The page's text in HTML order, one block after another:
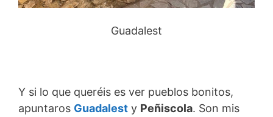
Guadalest
Y si lo que queréis es ver pueblos bonitos,
apuntaros Guadalest y Peñiscola. Son mis